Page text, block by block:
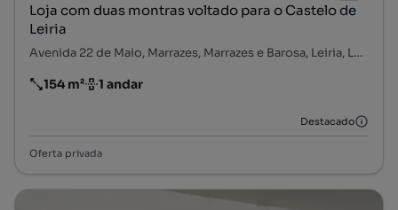
Loja com duas montras voltado para o Castelo de
Leiria
Avenida 22 de Maio, Marrazes, Marrazes e Barosa, Leiria, Leiria
Preço por metro quadrado
154 m²
Andar 1 andar
Destacado
Oferta privada